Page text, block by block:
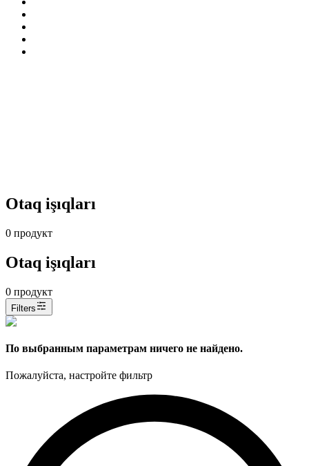
Otaq işıqları
0 продукт
Otaq işıqları
0 продукт
Filters
По выбранным параметрам ничего не найдено.
Пожалуйста, настройте фильтр